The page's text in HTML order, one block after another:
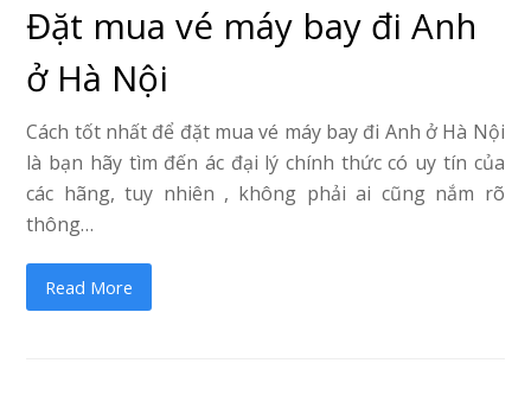
Đặt mua vé máy bay đi Anh
ở Hà Nội
Cách tốt nhất để đặt mua vé máy bay đi Anh ở Hà Nội
là bạn hãy tìm đến ác đại lý chính thức có uy tín của
các hãng, tuy nhiên , không phải ai cũng nắm rõ
thông…
Read More